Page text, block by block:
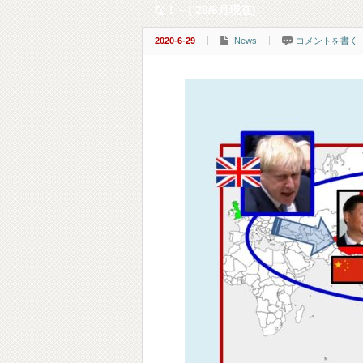
な！～(’20/6月現在)
2020-6-29 News コメントを書く